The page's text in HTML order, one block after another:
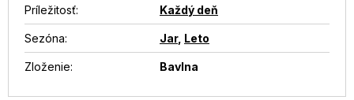
Príležitosť: Každý deň
Sezóna: Jar, Leto
Zloženie: Bavlna